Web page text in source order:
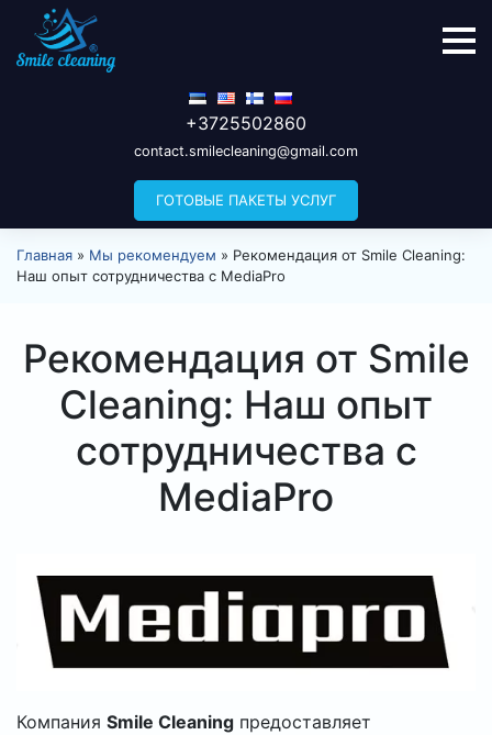
+3725502860
contact.smilecleaning@gmail.com
ГОТОВЫЕ ПАКЕТЫ УСЛУГ
Главная » Мы рекомендуем » Рекомендация от Smile Cleaning:
Наш опыт сотрудничества с MediaPro
Рекомендация от Smile
Cleaning: Наш опыт
сотрудничества с
MediaPro
Компания Smile Cleaning предоставляет